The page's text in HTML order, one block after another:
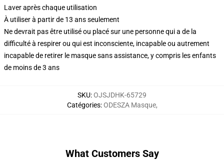
Laver après chaque utilisation
À utiliser à partir de 13 ans seulement
Ne devrait pas être utilisé ou placé sur une personne qui a de la
difficulté à respirer ou qui est inconsciente, incapable ou autrement
incapable de retirer le masque sans assistance, y compris les enfants
de moins de 3 ans
SKU:OJSJDHK-65729
Catégories:ODESZA Masque,
What Customers Say